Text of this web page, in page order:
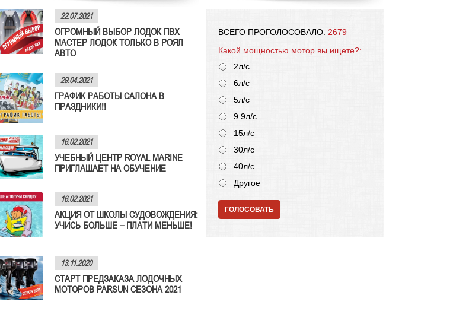
22.07.2021
ОГРОМНЫЙ ВЫБОР ЛОДОК ПВХ
МАСТЕР ЛОДОК ТОЛЬКО В РОЯЛ
АВТО
29.04.2021
ГРАФИК РАБОТЫ САЛОНА В
ПРАЗДНИКИ!!
16.02.2021
УЧЕБНЫЙ ЦЕНТР ROYAL MARINE
ПРИГЛАШАЕТ НА ОБУЧЕНИЕ
16.02.2021
АКЦИЯ ОТ ШКОЛЫ СУДОВОЖДЕНИЯ:
УЧИСЬ БОЛЬШЕ – ПЛАТИ МЕНЬШЕ!
13.11.2020
СТАРТ ПРЕДЗАКАЗА ЛОДОЧНЫХ
МОТОРОВ PARSUN СЕЗОНА 2021
ВСЕГО ПРОГОЛОСОВАЛО: 2679
Какой мощностью мотор вы ищете?:
2л/с
6л/с
5л/с
9.9л/с
15л/с
30л/с
40л/с
Другое
ГОЛОСОВАТЬ